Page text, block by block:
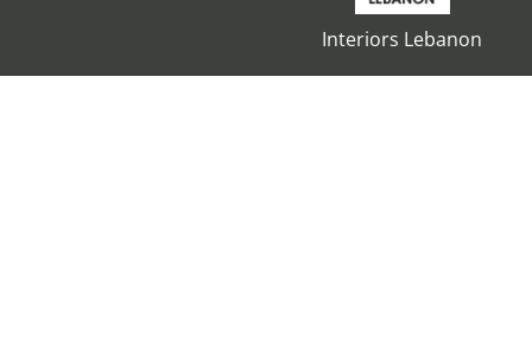
Interiors Lebanon